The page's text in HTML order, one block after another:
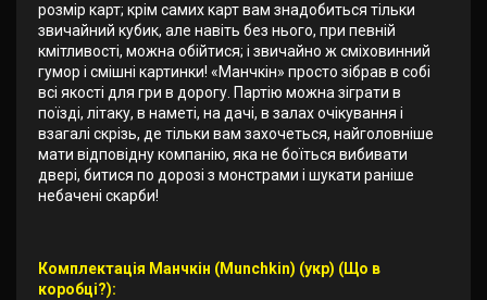
розмір карт; крім самих карт вам знадобиться тільки
звичайний кубик, але навіть без нього, при певній
кмітливості, можна обійтися; і звичайно ж сміховинний
гумор і смішні картинки! «Манчкін» просто зібрав в собі
всі якості для гри в дорогу. Партію можна зіграти в
поїзді, літаку, в наметі, на дачі, в залах очікування і
взагалі скрізь, де тільки вам захочеться, найголовніше
мати відповідну компанію, яка не боїться вибивати
двері, битися по дорозі з монстрами і шукати раніше
небачені скарби!
Комплектація Манчкін (Munchkin) (укр) (Що в
коробці?):